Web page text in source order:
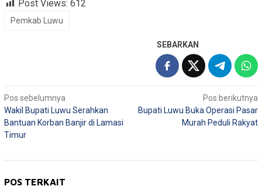
Post Views: 612
Pemkab Luwu
SEBARKAN
Navigasi
pos
Pos sebelumnya
Wakil Bupati Luwu Serahkan
Bantuan Korban Banjir di Lamasi
Timur
Pos berikutnya
Bupati Luwu Buka Operasi Pasar
Murah Peduli Rakyat
POS TERKAIT